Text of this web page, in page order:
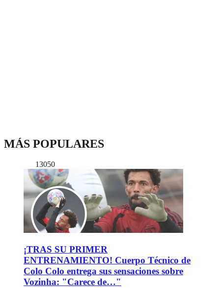
MÁS POPULARES
13050
¡TRAS SU PRIMER
ENTRENAMIENTO! Cuerpo Técnico de
Colo Colo entrega sus sensaciones sobre
Vozinha: "Carece de…"